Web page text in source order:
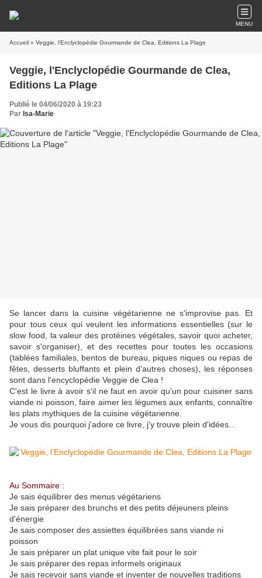
MENU
Accueil » Veggie, l'Enclyclopédie Gourmande de Clea, Editions La Plage
Veggie, l'Enclyclopédie Gourmande de Clea,
Editions La Plage
Publié le 04/06/2020 à 19:23
Par Isa-Marie
Se lancer dans la cuisine végétarienne ne s'improvise pas. Et
pour tous ceux qui veulent les informations essentielles (sur le
slow food, la valeur des protéines végétales, savoir quoi acheter,
savoir s'organiser), et des recettes pour toutes les occasions
(tablées familiales, bentos de bureau, piques niques ou repas de
fêtes, desserts bluffants et plein d'autres choses), les réponses
sont dans l'encyclopédie Veggie de Clea !
C'est le livre à avoir s'il ne faut en avoir qu'un pour cuisiner sans
viande ni poisson, faire aimer les légumes aux enfants, connaître
les plats mythiques de la cuisine végétarienne.
Je vous dis pourquoi j'adore ce livre, j'y trouve plein d'idées...
Au Sommaire :
Je sais équilibrer des menus végétariens
Je sais préparer des brunchs et des petits déjeuners pleins
d'énergie
Je sais composer des assiettes équilibrées sans viande ni
poisson
Je sais préparer un plat unique vite fait pour le soir
Je sais préparer des repas informels originaux
Je sais recevoir sans viande et inventer de nouvelles traditions